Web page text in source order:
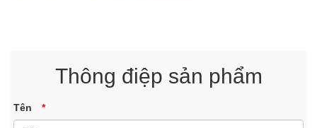
Thông điệp sản phẩm
Tên *